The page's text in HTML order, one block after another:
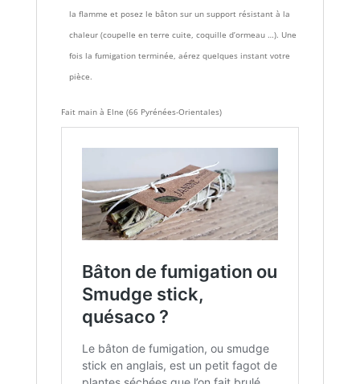
la flamme et posez le bâton sur un support résistant à la
chaleur (coupelle en terre cuite, coquille d’ormeau …). Une
fois la fumigation terminée, aérez quelques instant votre
pièce.
Fait main à Elne (66 Pyrénées-Orientales)